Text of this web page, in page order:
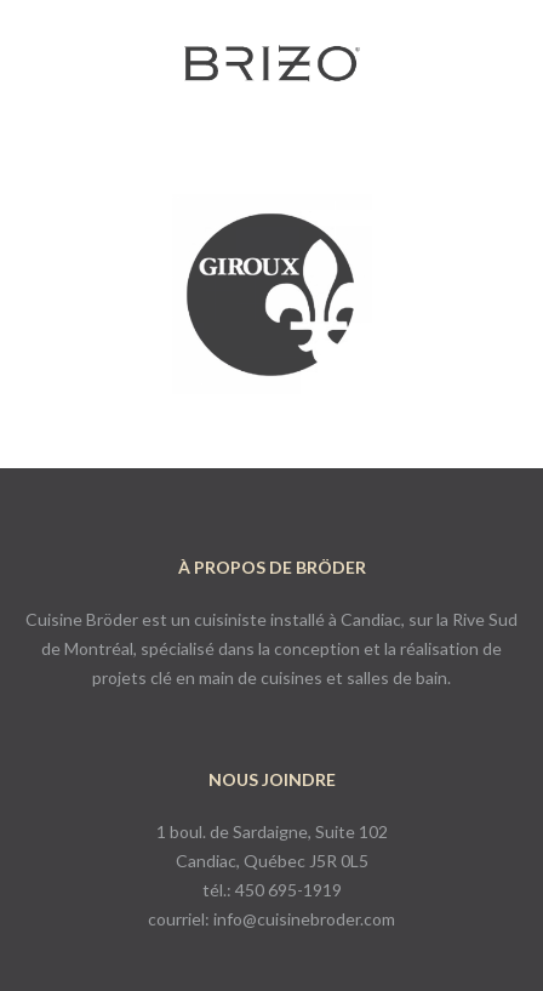
À PROPOS DE BRÖDER
Cuisine Bröder est un cuisiniste installé à Candiac, sur la Rive Sud
de Montréal, spécialisé dans la conception et la réalisation de
projets clé en main de cuisines et salles de bain.
NOUS JOINDRE
1 boul. de Sardaigne, Suite 102
Candiac, Québec J5R 0L5
tél.: 450 695-1919
courriel: info@cuisinebroder.com